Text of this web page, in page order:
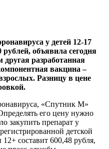
у детей 12-17
рублей, объявила сегодня
разработанная
вакцина –
Разницу в цене
«Спутник М»
его цену нужно
закупить препарат у
детской
составит 600,48 рубля,